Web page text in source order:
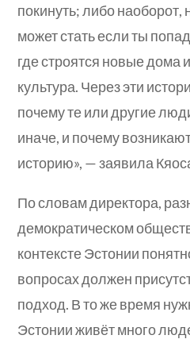
покинуть; либо
может стать если ты
где строятся новые дома
культура. Через эти
почему те или другие
иначе, и почему
историю», — заявила
По словам директора,
демократическом
контексте Эстонии
вопросах должен
подход. В то же время
Эстонии живёт много